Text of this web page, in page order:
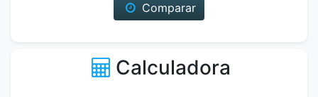
Comparar
Calculadora